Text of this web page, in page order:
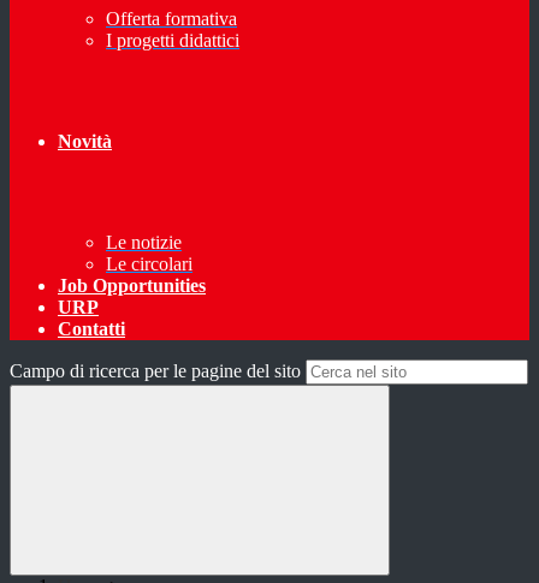
Offerta formativa
I progetti didattici
Novità
Le notizie
Le circolari
Job Opportunities
URP
Contatti
Campo di ricerca per le pagine del sito